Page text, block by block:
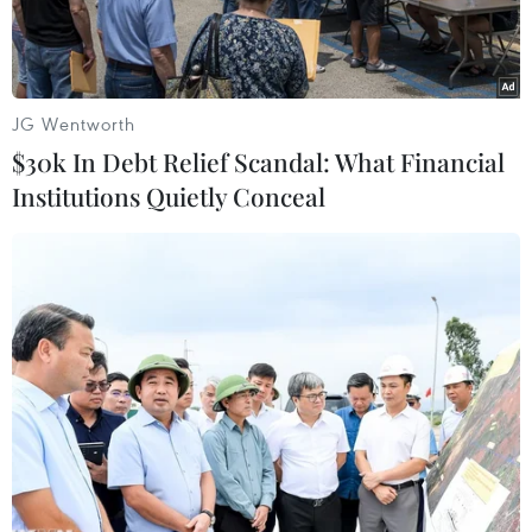
vật nuôi.
Vết thương ngoài da do bọ chét cắn. (Nguồn: rcemlearning.nl)
Một nghiên cứu mới đăng trên tạp chí BMJ
Global Health cho thấy hơn 14% dân số thế giới
mắc bệnh Lyme, một dạng nhiễm khuẩn do bị
JG Wentworth
$30k In Debt Relief Scandal: What Financial
Institutions Quietly Conceal